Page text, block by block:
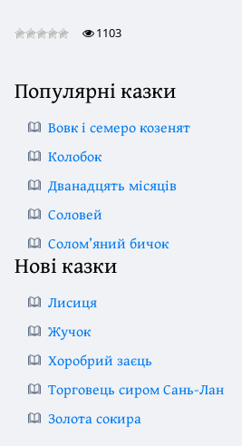
1103
Популярні казки
Вовк і семеро козенят
Колобок
Дванадцять місяців
Соловей
Солом’яний бичок
Нові казки
Лисиця
Жучок
Хоробрий заєць
Торговець сиром Сань-Лан
Золота сокира